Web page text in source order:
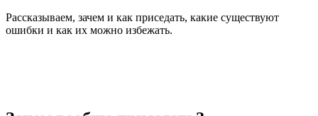
Рассказываем, зачем и как приседать, какие существуют
ошибки и как их можно избежать.